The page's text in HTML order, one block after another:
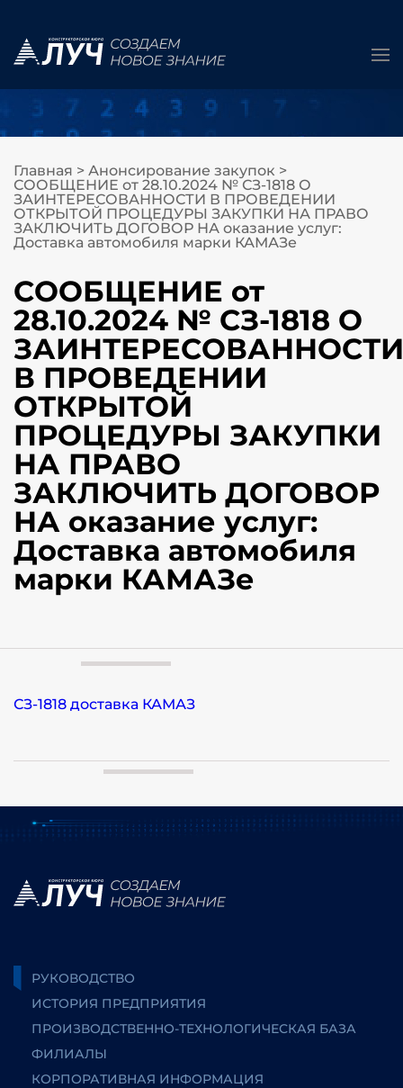
Главная > Анонсирование закупок >
СООБЩЕНИЕ от 28.10.2024 № СЗ-1818 О
ЗАИНТЕРЕСОВАННОСТИ В ПРОВЕДЕНИИ
ОТКРЫТОЙ ПРОЦЕДУРЫ ЗАКУПКИ НА ПРАВО
ЗАКЛЮЧИТЬ ДОГОВОР НА оказание услуг:
Доставка автомобиля марки КАМАЗе
СООБЩЕНИЕ от
28.10.2024 № СЗ-1818 О
ЗАИНТЕРЕСОВАННОСТИ
В ПРОВЕДЕНИИ
ОТКРЫТОЙ
ПРОЦЕДУРЫ ЗАКУПКИ
НА ПРАВО
ЗАКЛЮЧИТЬ ДОГОВОР
НА оказание услуг:
Доставка автомобиля
марки КАМАЗе
СЗ-1818 доставка КАМАЗ
РУКОВОДСТВО
ИСТОРИЯ ПРЕДПРИЯТИЯ
ПРОИЗВОДСТВЕННО-ТЕХНОЛОГИЧЕСКАЯ БАЗА
ФИЛИАЛЫ
КОРПОРАТИВНАЯ ИНФОРМАЦИЯ